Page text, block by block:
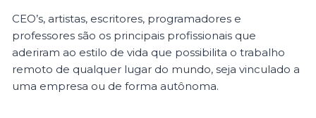
CEO’s, artistas, escritores, programadores e
professores são os principais profissionais que
aderiram ao estilo de vida que possibilita o trabalho
remoto de qualquer lugar do mundo, seja vinculado a
uma empresa ou de forma autônoma.